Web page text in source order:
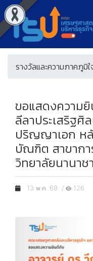
รางวัลและความภาคภูมิใ
ขอแสดงความ
ลีลาประเสริฐศิ
ปริญญาเอก ห
บัณฑิต สาขาก
วิทยาลัยนานา
13 พ.ค. 69 / 126